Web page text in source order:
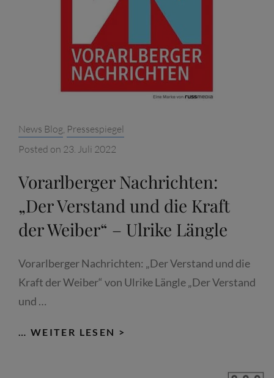
BAYERNS“
Categories:
News Blog, Pressespiegel
Posted on 23. Juli 2022
Vorarlberger Nachrichten:
„Der Verstand und die Kraft
der Weiber“ – Ulrike Längle
Vorarlberger Nachrichten: „Der Verstand und die
Kraft der Weiber“ von Ulrike Längle „Der Verstand
und …
… WEITER LESEN >